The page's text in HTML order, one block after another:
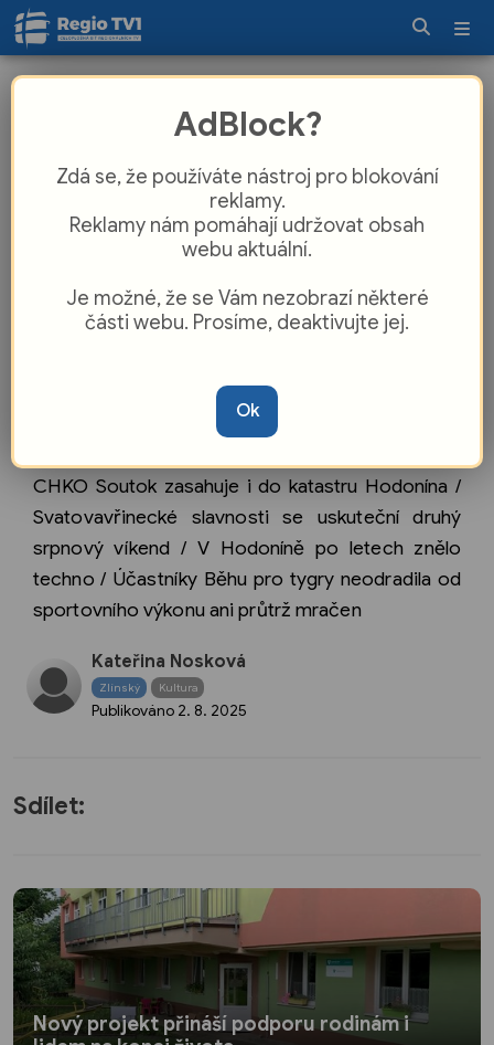
CHKO Soutok zasahuje i do katastru Hodonína /
Svatovavřinecké slavnosti se uskuteční druhý
srpnový víkend / V Hodoníně po letech znělo
techno / Účastníky Běhu pro tygry neodradila od
sportovního výkonu ani průtrž mračen
Kateřina Nosková
Zlínský Kultura
Publikováno 2. 8. 2025
Sdílet:
Nový projekt přináší podporu rodinám i
AdBlock?
Zdá se, že používáte nástroj pro blokování
reklamy.
Reklamy nám pomáhají udržovat obsah
webu aktuální.
Je možné, že se Vám nezobrazí některé
části webu. Prosíme, deaktivujte jej.
Ok